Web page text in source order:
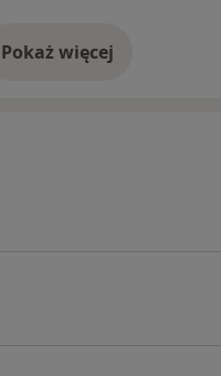
Pokaż więcejo doświadczeniu